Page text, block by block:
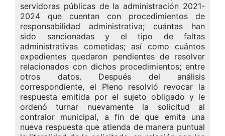
servidoras públicas de la administración 2021-
2024 que cuentan con procedimientos de
responsabilidad administrativa; cuántas han
sido sancionadas y el tipo de faltas
administrativas cometidas; así como cuántos
expedientes quedaron pendientes de resolver
relacionados con dichos procedimientos; entre
otros datos. Después del análisis
correspondiente, el Pleno resolvió revocar la
respuesta emitida por el sujeto obligado y le
ordenó turnar nuevamente la solicitud al
contralor municipal, a fin de que emita una
nueva respuesta que atienda de manera puntual